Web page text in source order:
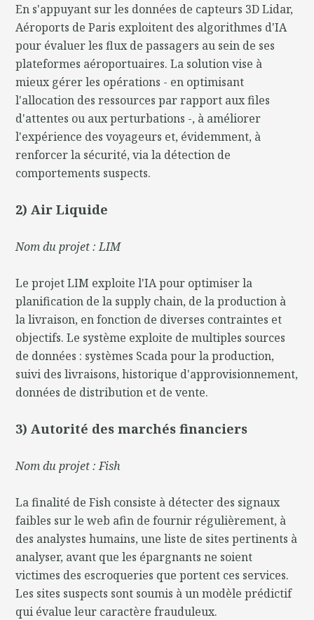
En s'appuyant sur les données de capteurs 3D Lidar,
Aéroports de Paris exploitent des algorithmes d'IA
pour évaluer les flux de passagers au sein de ses
plateformes aéroportuaires. La solution vise à
mieux gérer les opérations - en optimisant
l'allocation des ressources par rapport aux files
d'attentes ou aux perturbations -, à améliorer
l'expérience des voyageurs et, évidemment, à
renforcer la sécurité, via la détection de
comportements suspects.
2) Air Liquide
Nom du projet : LIM
Le projet LIM exploite l'IA pour optimiser la
planification de la supply chain, de la production à
la livraison, en fonction de diverses contraintes et
objectifs. Le système exploite de multiples sources
de données : systèmes Scada pour la production,
suivi des livraisons, historique d'approvisionnement,
données de distribution et de vente.
3) Autorité des marchés financiers
Nom du projet : Fish
La finalité de Fish consiste à détecter des signaux
faibles sur le web afin de fournir régulièrement, à
des analystes humains, une liste de sites pertinents à
analyser, avant que les épargnants ne soient
victimes des escroqueries que portent ces services.
Les sites suspects sont soumis à un modèle prédictif
qui évalue leur caractère frauduleux.